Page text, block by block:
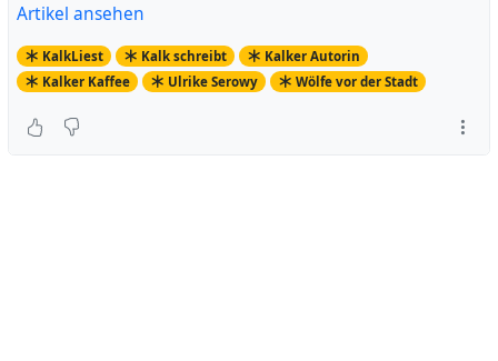
Artikel ansehen
KalkLiest Kalk schreibt
Kalker Autorin
Kalker Kaffee
Ulrike Serowy Wölfe vor der Stadt